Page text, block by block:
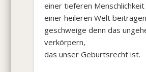
einer tieferen
einer heileren Welt
geschweige denn das
verkörpern,
das unser Geburtsrecht ist.